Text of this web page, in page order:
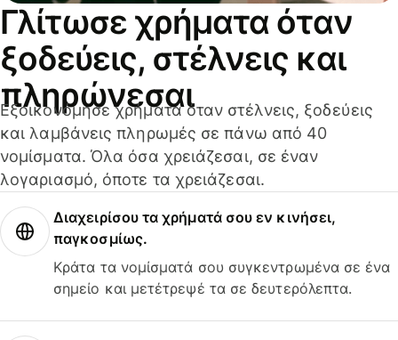
Γλίτωσε χρήματα όταν
ξοδεύεις, στέλνεις και
πληρώνεσαι
Εξοικονόμησε χρήματα όταν στέλνεις, ξοδεύεις
και λαμβάνεις πληρωμές σε πάνω από 40
νομίσματα. Όλα όσα χρειάζεσαι, σε έναν
λογαριασμό, όποτε τα χρειάζεσαι.
Διαχειρίσου τα χρήματά σου εν κινήσει,
παγκοσμίως.
Κράτα τα νομίσματά σου συγκεντρωμένα σε ένα
σημείο και μετέτρεψέ τα σε δευτερόλεπτα.